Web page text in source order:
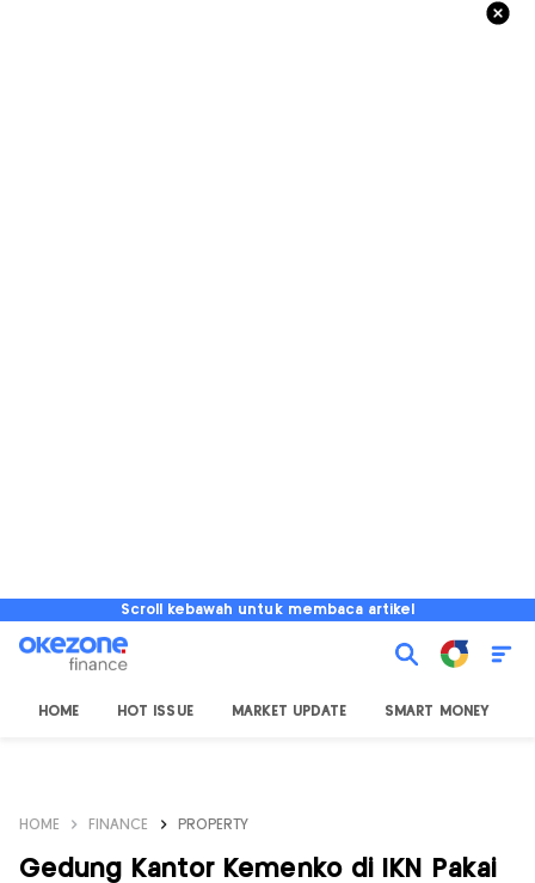
Scroll kebawah untuk membaca artikel
HOME HOT ISSUE MARKET UPDATE SMART MONEY
HOME FINANCE PROPERTY
Gedung Kantor Kemenko di IKN Pakai